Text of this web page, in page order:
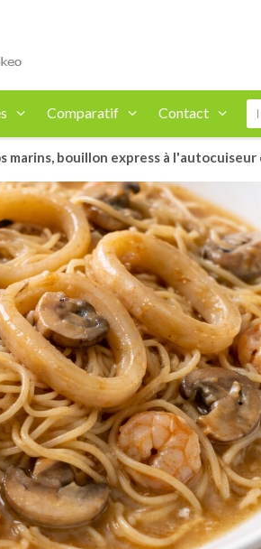
Comparatif Contact
marins, bouillon express à l'autocuiseur